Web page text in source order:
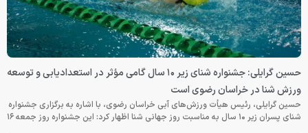
حسین گرایلی: جشنواره شنای زیر ۱۰ سال گامی مؤثر در استعدادیابی و توسعه
ورزش شنا در خراسان رضوی است
حسین گرایلی، رئیس هیأت ورزش‌های آبی خراسان رضوی، با اشاره به برگزاری جشنواره
شنای پسران زیر ۱۰ سال به مناسبت روز جهانی شنا اظهار کرد: این جشنواره روز جمعه‌ ۱۶